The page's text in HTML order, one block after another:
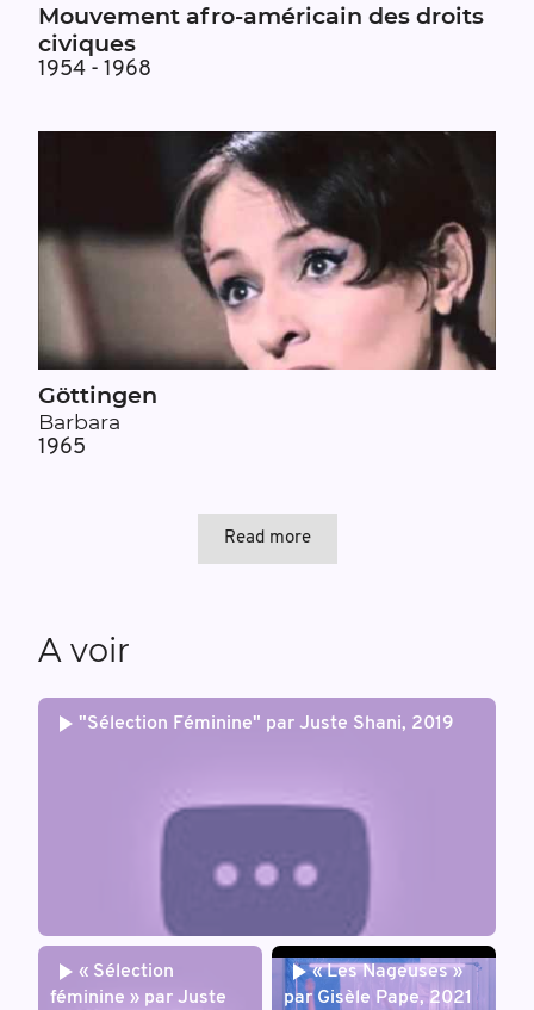
Mouvement afro-américain des droits
civiques
1954 - 1968
Göttingen
Barbara
1965
Read more
A voir
"Sélection Féminine" par Juste Shani, 2019
« Sélection
féminine » par Juste
« Les Nageuses »
par Gisèle Pape, 2021